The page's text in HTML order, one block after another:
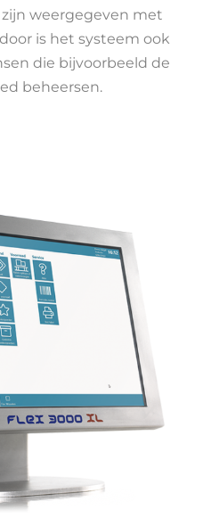
weergegeven met
is het systeem ook
die bijvoorbeeld de
beheersen.